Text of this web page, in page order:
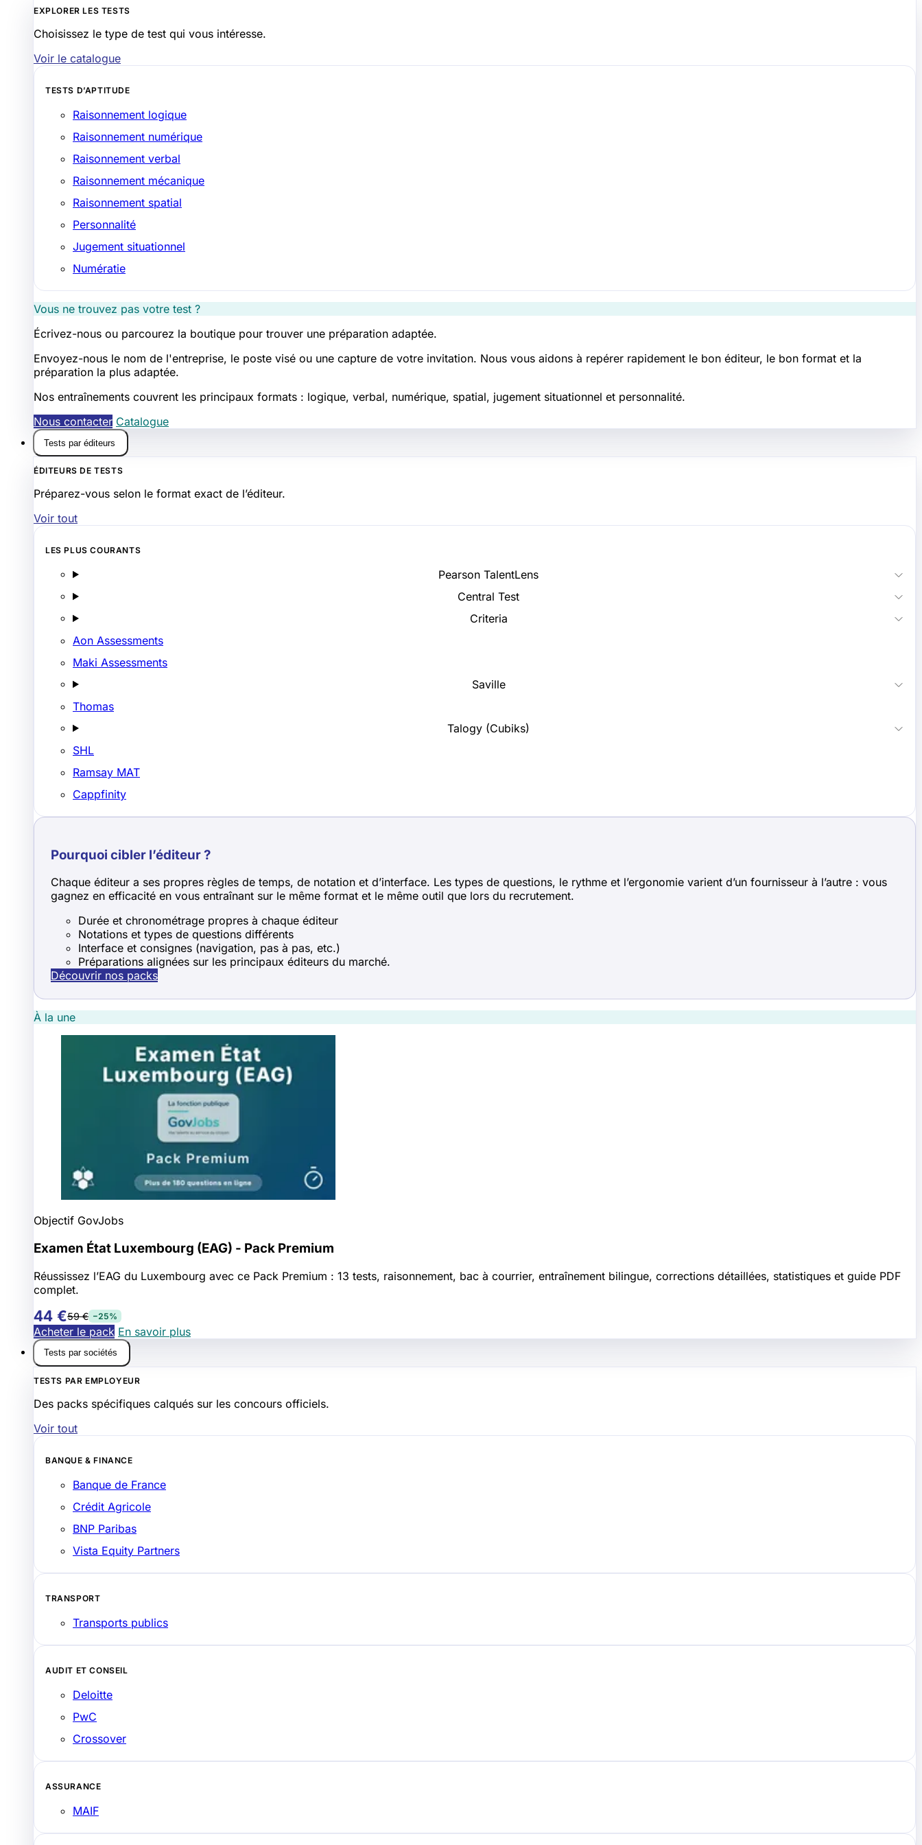
EXPLORER LES TESTS
Choisissez le type de test qui vous intéresse.
Voir le catalogue
TESTS D’APTITUDE
Raisonnement logique
Raisonnement numérique
Raisonnement verbal
Raisonnement mécanique
Raisonnement spatial
Personnalité
Jugement situationnel
Numératie
Vous ne trouvez pas votre test ?
Écrivez-nous ou parcourez la boutique pour trouver une préparation adaptée.
Envoyez-nous le nom de l'entreprise, le poste visé ou une capture de votre invitation. Nous vous aidons à repérer rapidement le bon éditeur, le bon format et la
préparation la plus adaptée.
Nos entraînements couvrent les principaux formats : logique, verbal, numérique, spatial, jugement situationnel et personnalité.
Nous contacter Catalogue
Tests par éditeurs
ÉDITEURS DE TESTS
Préparez-vous selon le format exact de l’éditeur.
Voir tout
LES PLUS COURANTS
Pearson TalentLens
Central Test
Criteria
Aon Assessments
Maki Assessments
Saville
Thomas
Talogy (Cubiks)
SHL
Ramsay MAT
Cappfinity
Pourquoi cibler l’éditeur ?
Chaque éditeur a ses propres règles de temps, de notation et d’interface. Les types de questions, le rythme et l’ergonomie varient d’un fournisseur à l’autre : vous
gagnez en efficacité en vous entraînant sur le même format et le même outil que lors du recrutement.
Durée et chronométrage propres à chaque éditeur
Notations et types de questions différents
Interface et consignes (navigation, pas à pas, etc.)
Préparations alignées sur les principaux éditeurs du marché.
Découvrir nos packs
À la une
Objectif GovJobs
Examen État Luxembourg (EAG) - Pack Premium
Réussissez l’EAG du Luxembourg avec ce Pack Premium : 13 tests, raisonnement, bac à courrier, entraînement bilingue, corrections détaillées, statistiques et guide PDF
complet.
44 €59 € −25%
Acheter le pack En savoir plus
Tests par sociétés
TESTS PAR EMPLOYEUR
Des packs spécifiques calqués sur les concours officiels.
Voir tout
BANQUE & FINANCE
Banque de France
Crédit Agricole
BNP Paribas
Vista Equity Partners
TRANSPORT
Transports publics
AUDIT ET CONSEIL
Deloitte
PwC
Crossover
ASSURANCE
MAIF